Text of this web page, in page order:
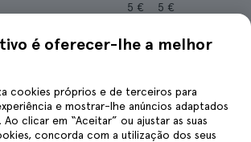
5 € 5 €
5 € 5 €
é oferecer-lhe a melhor
cookies próprios e de terceiros para
e mostrar-lhe anúncios adaptados
Ao clicar em “Aceitar” ou ajustar as suas
concorda com a utilização dos seus